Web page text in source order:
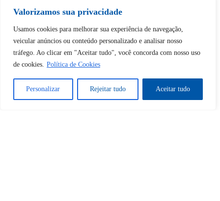
Valorizamos sua privacidade
Usamos cookies para melhorar sua experiência de navegação,
veicular anúncios ou conteúdo personalizado e analisar nosso
tráfego. Ao clicar em "Aceitar tudo", você concorda com nosso uso
de cookies. Política de Cookies
Personalizar Rejeitar tudo Aceitar tudo
Continuar comGoogle
Esqueceu sua senha?
Não tem uma conta?Registre-se aqui
Recuperação de senha